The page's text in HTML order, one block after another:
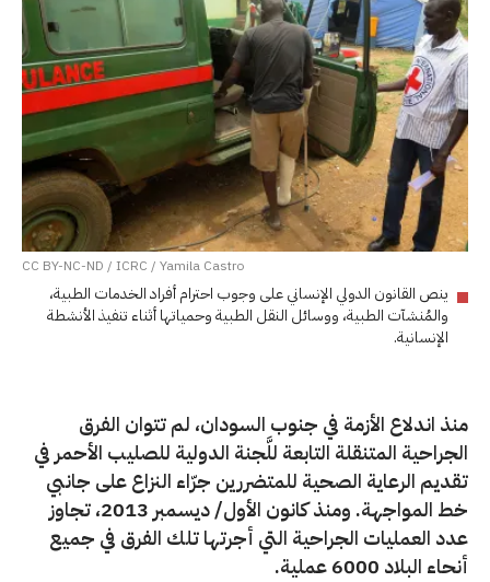
CC BY-NC-ND / ICRC / Yamila Castro
ينص القانون الدولي الإنساني على وجوب احترام أفراد الخدمات الطبية،
والمُنشآت الطبية، ووسائل النقل الطبية وحمياتها أثناء تنفيذ الأنشطة
الإنسانية.
منذ اندلاع الأزمة في جنوب السودان، لم تتوان الفرق
الجراحية المتنقلة التابعة للَّجنة الدولية للصليب الأحمر في
تقديم الرعاية الصحية للمتضررين جرّاء النزاع على جانبي
خط المواجهة. ومنذ كانون الأول/ ديسمبر 2013، تجاوز
عدد العمليات الجراحية التي أجرتها تلك الفرق في جميع
أنحاء البلاد 6000 عملية.